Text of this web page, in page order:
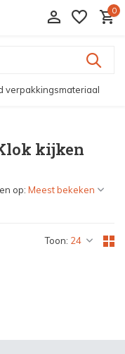
0
verpakkingsmateriaal
kijken
Toon:
op: